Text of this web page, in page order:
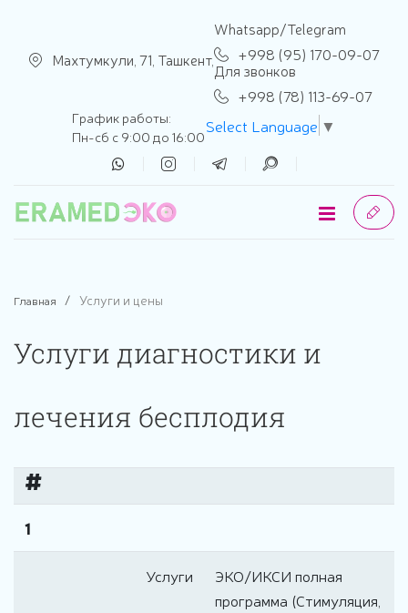
Махтумкули, 71, Ташкент,
Whatsapp/Telegram
+998 (95) 170-09-07
Для звонков
+998 (78) 113-69-07
График работы:
Пн-сб с 9:00 до 16:00
Select Language ▼
Главная Услуги и цены
Услуги диагностики и
лечения бесплодия
#
1
Услуги
ЭКО/ИКСИ полная
программа (Стимуляция,